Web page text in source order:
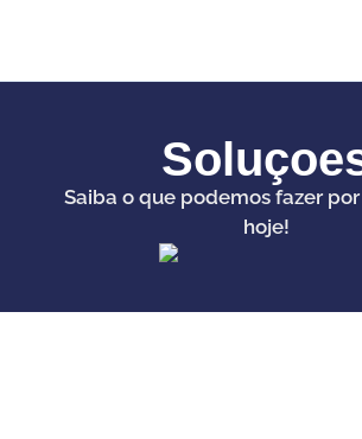
Saiba o que podemos fazer
hoje!